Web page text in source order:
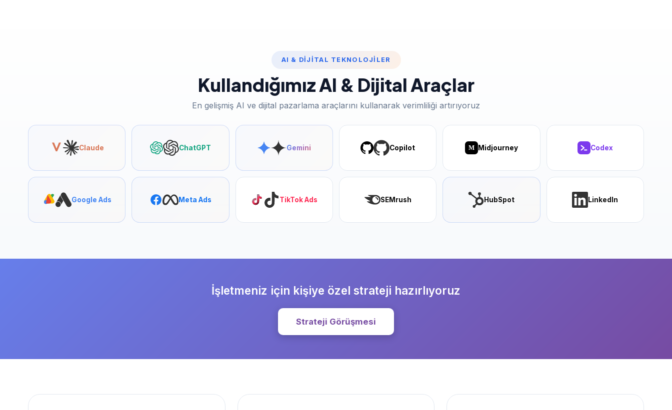
AI & DIJITAL TEKNOLOJILER
Kullandığımız AI & Dijital Araçlar
En gelişmiş AI ve dijital pazarlama araçlarını kullanarak verimliliği artırıyoruz
Claude ChatGPT Gemini Copilot M Midjourney Codex
Google Ads Meta Ads TikTok Ads SEMrush HubSpot LinkedIn
İşletmeniz için kişiye özel strateji hazırlıyoruz
Strateji Görüşmesi